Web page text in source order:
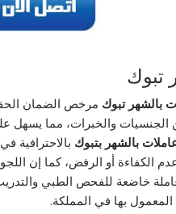
تبوك
بالشهر تبوك مرخص الضمان
الجنسيات والخبرات، مما يسهل
بالشهر بتبوك بالاحترافية
الكفاءة أو الرفض، كما إن
خاضعة للفحص الطبي
بها في المملكة.